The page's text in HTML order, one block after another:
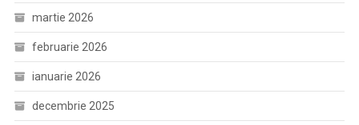
martie 2026
februarie 2026
ianuarie 2026
decembrie 2025